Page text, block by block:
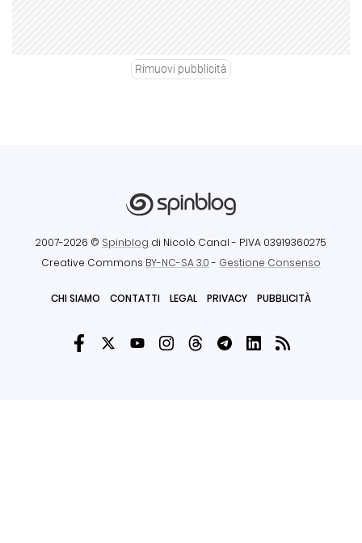
Rimuovi pubblicità
2007-2026 © Spinblog di Nicolò Canal - P.IVA 03919360275
Creative Commons BY-NC-SA 3.0- Gestione Consenso
CHI SIAMO CONTATTI LEGAL PRIVACY PUBBLICITÀ